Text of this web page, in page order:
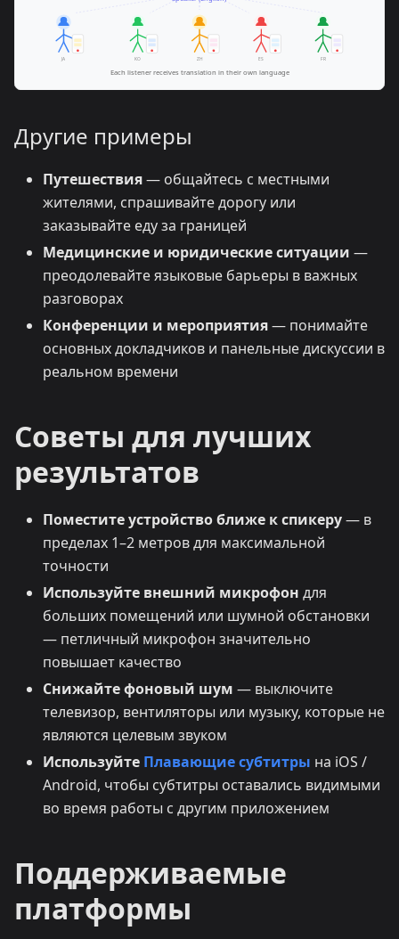
Другие примеры
Путешествия— общайтесь с местными
жителями, спрашивайте дорогу или
заказывайте еду за границей
Медицинские и юридические ситуации —
преодолевайте языковые барьеры в важных
разговорах
Конференции и мероприятия— понимайте
основных докладчиков и панельные дискуссии в
реальном времени
Советы для лучших
результатов
Поместите устройство ближе к спикеру— в
пределах 1–2 метров для максимальной
точности
Используйте внешний микрофон для
больших помещений или шумной обстановки
— петличный микрофон значительно
повышает качество
Снижайте фоновый шум — выключите
телевизор, вентиляторы или музыку, которые не
являются целевым звуком
Используйте Плавающие субтитры на iOS /
Android, чтобы субтитры оставались видимыми
во время работы с другим приложением
Поддерживаемые
платформы